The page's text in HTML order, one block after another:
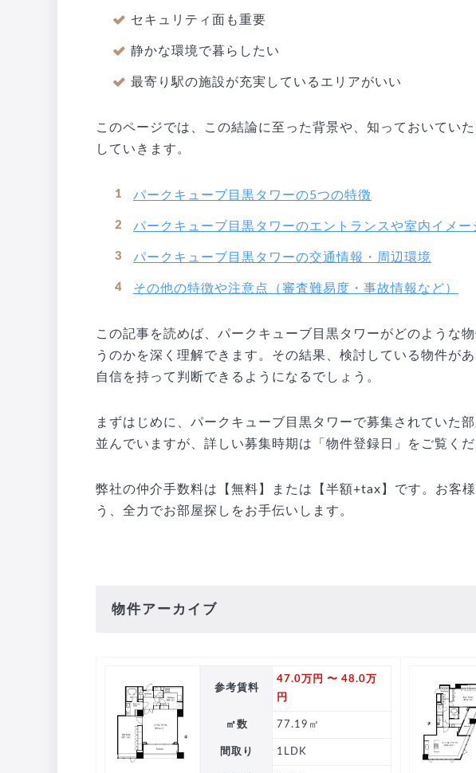
セキュリティ面も重要
静かな環境で暮らしたい
最寄り駅の施設が充実しているエリアがいい
このページでは、この結論に至った背景や、知っておいてい
していきます。
パークキューブ目黒タワーの5つの特徴
パークキューブ目黒タワーのエントランスや室内イメー
パークキューブ目黒タワーの交通情報・周辺環境
その他の特徴や注意点（審査難易度・事故情報など）
この記事を読めば、パークキューブ目黒タワーがどのような
うのかを深く理解できます。その結果、検討している物件が
自信を持って判断できるようになるでしょう。
まずはじめに、パークキューブ目黒タワーで募集されていた
並んでいますが、詳しい募集時期は「物件登録日」をご覧くだ
弊社の仲介手数料は【無料】または【半額+tax】です。お客
う、全力でお部屋探しをお手伝いします。
物件アーカイブ
参考賃料
47.0万円 〜 48.0万
円
㎡数 77.19㎡
間取り 1LDK